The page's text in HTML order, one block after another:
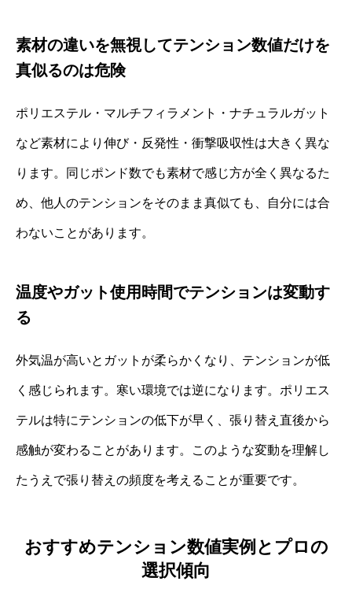
素材の違いを無視してテンション数値だけを
真似るのは危険
ポリエステル・マルチフィラメント・ナチュラルガット
など素材により伸び・反発性・衝撃吸収性は大きく異な
ります。同じポンド数でも素材で感じ方が全く異なるた
め、他人のテンションをそのまま真似ても、自分には合
わないことがあります。
温度やガット使用時間でテンションは変動す
る
外気温が高いとガットが柔らかくなり、テンションが低
く感じられます。寒い環境では逆になります。ポリエス
テルは特にテンションの低下が早く、張り替え直後から
感触が変わることがあります。このような変動を理解し
たうえで張り替えの頻度を考えることが重要です。
おすすめテンション数値実例とプロの
選択傾向